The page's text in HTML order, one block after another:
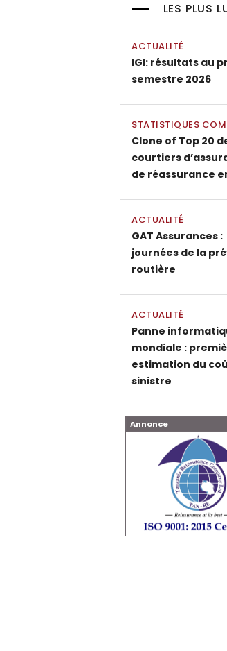
LES PLUS
ACTUALITÉ
IGI: résultats au
semestre 2026
STATISTIQUES
Clone of Top 20
courtiers
de réassurance
ACTUALITÉ
GAT Assurances :
journées de la
routière
ACTUALITÉ
Panne
mondiale :
estimation du
sinistre
Annonce